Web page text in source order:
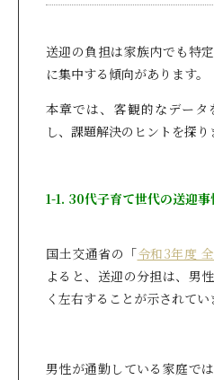
送迎の負担は家族内でも特
に集中する傾向があります。
本章では、客観的なデー
し、課題解決のヒントを探り
1-1. 30代子育て世代の送迎事
国土交通省の「令和3年度
よると、送迎の分担は、男
く左右することが示されてい
男性が通勤している家庭で